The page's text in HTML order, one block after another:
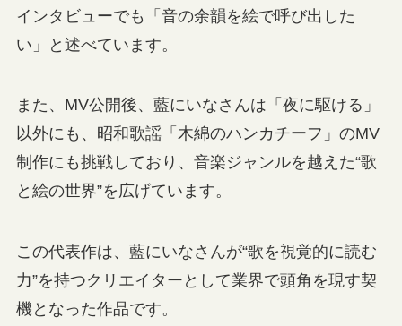
インタビューでも「音の余韻を絵で呼び出した
い」と述べています。
また、MV公開後、藍にいなさんは「夜に駆ける」
以外にも、昭和歌謡「木綿のハンカチーフ」のMV
制作にも挑戦しており、音楽ジャンルを越えた“歌
と絵の世界”を広げています。
この代表作は、藍にいなさんが“歌を視覚的に読む
力”を持つクリエイターとして業界で頭角を現す契
機となった作品です。